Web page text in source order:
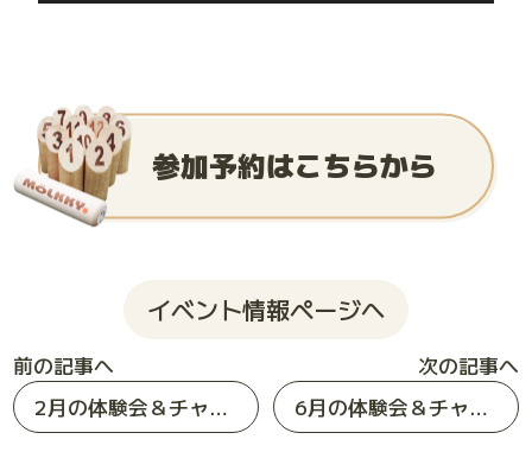
参加予約はこちらから
イベント情報ページへ
前の記事へ
2月の体験会＆チャレンジゲームのお知らせ
次の記事へ
6月の体験会＆チャレンジゲームのお知らせ